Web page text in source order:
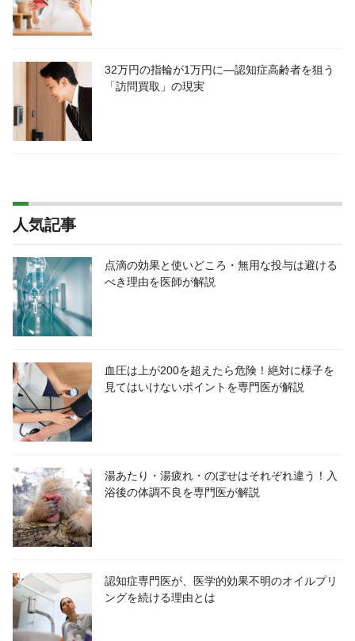
32万円の指輪が1万円に―認知症高齢者を狙う
「訪問買取」の現実
人気記事
点滴の効果と使いどころ・無用な投与は避ける
べき理由を医師が解説
血圧は上が200を超えたら危険！絶対に様子を
見てはいけないポイントを専門医が解説
湯あたり・湯疲れ・のぼせはそれぞれ違う！入
浴後の体調不良を専門医が解説
認知症専門医が、医学的効果不明のオイルプリ
ングを続ける理由とは